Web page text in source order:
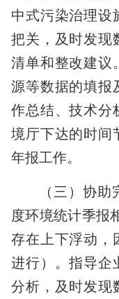
中式污染治理设
把关，及时发现
清单和整改建议
源等数据的填报
作总结、技术分
境厅下达的时间
年报工作。
（三）协助
度环境统计季报
存在上下浮动，
进行）。指导企
分析，及时发现